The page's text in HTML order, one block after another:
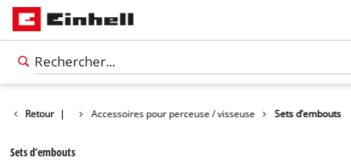
Retour |
d'outils Accessoires pour perceuse / visseuse Sets d’embouts
Sets d’embouts